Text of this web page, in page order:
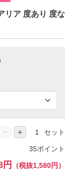
リア 度あり 度な
− ＋ セット
35ポイント
円 （税抜1,580円）